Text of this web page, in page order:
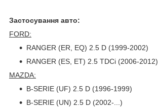
Застосування авто:
FORD:
RANGER (ER, EQ) 2.5 D (1999-2002)
RANGER (ES, ET) 2.5 TDCi (2006-2012)
MAZDA:
B-SERIE (UF) 2.5 D (1996-1999)
B-SERIE (UN) 2.5 D (2002-...)